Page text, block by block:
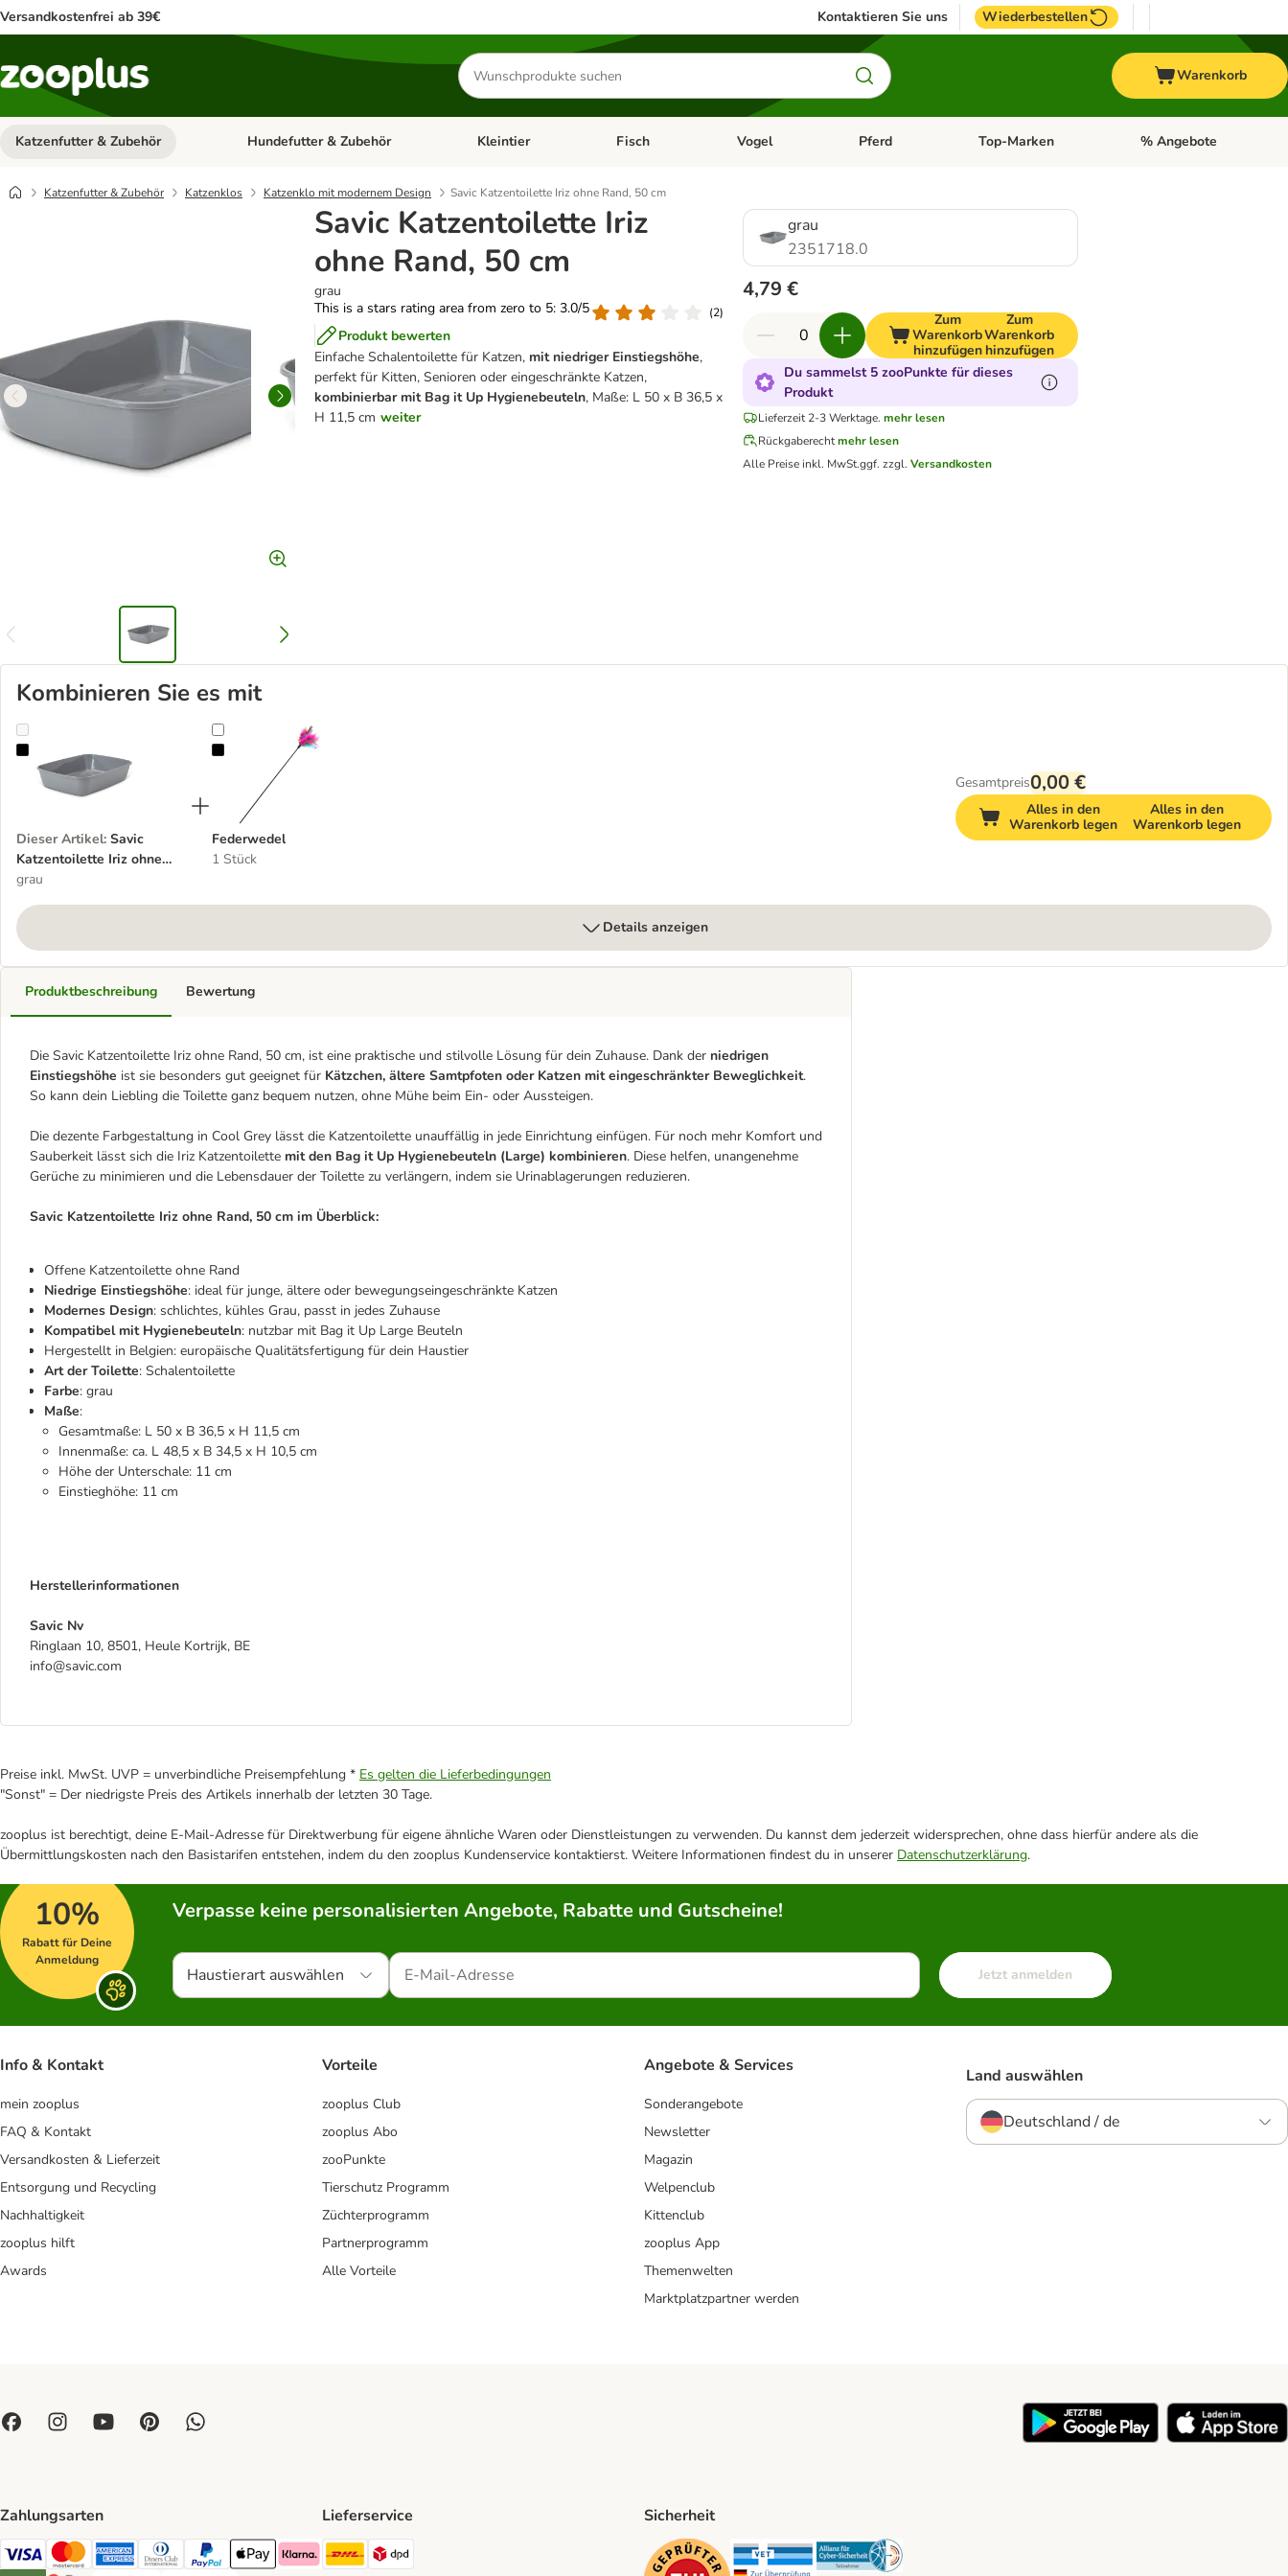
Versandkostenfrei ab 39€ Kontaktieren Sie uns Wiederbestellen
Produkte
suchen
Warenkorb
Katzenfutter & Zubehör Kategorie-Menü öffnen: Katzenfutter & Zubehör
Hundefutter & Zubehör Kategorie-Menü öffnen: Hundefutter & Zubehör
Kleintier Kategorie-Menü öffnen: Kleintier
Fisch Kategorie-Menü öffnen: Fisch
Vogel Kategorie-Menü öffnen: Vogel
Pferd Kategorie-Menü öffnen: Pferd
Top-Marken Kategorie-Menü öffnen:
% Angebote
Katzenfutter & Zubehör Katzenklos Katzenklo mit modernem Design Savic Katzentoilette Iriz ohne Rand, 50 cm
Savic Katzentoilette Iriz
ohne Rand, 50 cm
grau
This is a stars rating area from zero to 5: 3.0/5
(2)
Produkt bewerten
Einfache Schalentoilette für Katzen, mit niedriger Einstiegshöhe,
perfekt für Kitten, Senioren oder eingeschränkte Katzen,
kombinierbar mit Bag it Up Hygienebeuteln, Maße: L 50 x B 36,5 x
H 11,5 cm weiter
grau
2351718.0
4,79 €
Zum
Warenkorb
hinzufügen
Zum
Warenkorb
hinzufügen
Du sammelst 5 zooPunkte für dieses
Produkt
Lieferzeit 2-3 Werktage. mehr lesen
Rückgaberechtmehr lesen
Alle Preise inkl. MwSt.ggf. zzgl.Versandkosten
Kombinieren Sie es mit
Savic Katzentoilette Iriz ohne Rand, 50 cm
Dieser Artikel: Savic
Katzentoilette Iriz ohne
Rand, 50 cm
grau
Federwedel
Federwedel
1 Stück
Gesamtpreis0,00 €
Alles in den
Warenkorb legen
Alles in den
Warenkorb legen
Details anzeigen
Produktbeschreibung
Die Savic Katzentoilette Iriz ohne Rand, 50 cm, ist eine praktische und stilvolle Lösung für dein Zuhause. Dank der niedrigen
Einstiegshöhe ist sie besonders gut geeignet für Kätzchen, ältere Samtpfoten oder Katzen mit eingeschränkter Beweglichkeit.
So kann dein Liebling die Toilette ganz bequem nutzen, ohne Mühe beim Ein- oder Aussteigen.
Die dezente Farbgestaltung in Cool Grey lässt die Katzentoilette unauffällig in jede Einrichtung einfügen. Für noch mehr Komfort und
Sauberkeit lässt sich die Iriz Katzentoilette mit den Bag it Up Hygienebeuteln (Large) kombinieren. Diese helfen, unangenehme
Gerüche zu minimieren und die Lebensdauer der Toilette zu verlängern, indem sie Urinablagerungen reduzieren.
Savic Katzentoilette Iriz ohne Rand, 50 cm im Überblick:
Offene Katzentoilette ohne Rand
Niedrige Einstiegshöhe: ideal für junge, ältere oder bewegungseingeschränkte Katzen
Modernes Design: schlichtes, kühles Grau, passt in jedes Zuhause
Kompatibel mit Hygienebeuteln: nutzbar mit Bag it Up Large Beuteln
Hergestellt in Belgien: europäische Qualitätsfertigung für dein Haustier
Art der Toilette: Schalentoilette
Farbe: grau
Maße:
Gesamtmaße: L 50 x B 36,5 x H 11,5 cm
Innenmaße: ca. L 48,5 x B 34,5 x H 10,5 cm
Höhe der Unterschale: 11 cm
Einstieghöhe: 11 cm
Herstellerinformationen
Savic Nv
Ringlaan 10, 8501, Heule Kortrijk, BE
info@savic.com
Bewertung
Preise inkl. MwSt. UVP = unverbindliche Preisempfehlung * Es gelten die Lieferbedingungen
"Sonst" = Der niedrigste Preis des Artikels innerhalb der letzten 30 Tage.
zooplus ist berechtigt, deine E-Mail-Adresse für Direktwerbung für eigene ähnliche Waren oder Dienstleistungen zu verwenden. Du kannst dem jederzeit widersprechen, ohne dass hierfür andere als die
Übermittlungskosten nach den Basistarifen entstehen, indem du den zooplus Kundenservice kontaktierst. Weitere Informationen findest du in unserer Datenschutzerklärung.
10%
Rabatt für Deine
Anmeldung
Verpasse keine personalisierten Angebote, Rabatte und Gutscheine!
Haustierart auswählen Jetzt anmelden
Info & Kontakt
mein zooplus
FAQ & Kontakt
Versandkosten & Lieferzeit
Entsorgung und Recycling
Nachhaltigkeit
zooplus hilft
Awards
Vorteile
zooplus Club
zooplus Abo
zooPunkte
Tierschutz Programm
Züchterprogramm
Partnerprogramm
Alle Vorteile
Angebote & Services
Sonderangebote
Newsletter
Magazin
Welpenclub
Kittenclub
zooplus App
Themenwelten
Marktplatzpartner werden
Land auswählen
Deutschland / de
Zahlungsarten
Visa Payment Method
Mastercard Payment Method
American Express Payment Method
Diners Club Payment Method
PayPal Payment Method
Apple Pay Payment Method
Klarna Payment Method
Lieferservice
DHL Shipping Method
Sicherheit
Security Security Security